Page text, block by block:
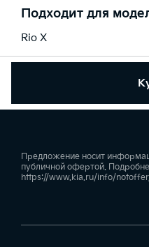
Подходит для
Rio X
Предложение носит
публичной офертой.
https://www.kia.ru/info/